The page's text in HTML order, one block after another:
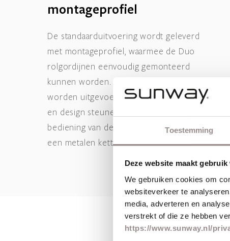
Toestemming
Deze website maakt
We gebruiken cookies om
websiteverkeer te
media, adverteren en
verstrekt of die ze hebben
https://www.sunway.nl/
montageprofiel
De standaarduitvoering wordt geleverd
met montageprofiel, waarmee de Duo
rolgordijnen eenvoudig gemonteerd
kunnen worden. De Duo rolgordijnen
worden uitgevoerd met design onderlat
en design steunen. De comfortabele
bediening van deze raamdecoratie gaat via
een metalen ketting.